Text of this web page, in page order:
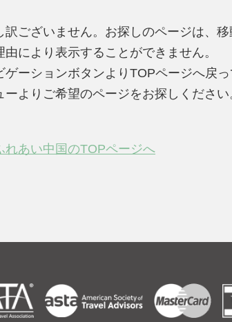
訳ございません。お探しのページは、
由により表示することができません。
ゲーションボタンよりTOPページへ戻
ーよりご希望のページをお探しください
あい中国のTOPページへ